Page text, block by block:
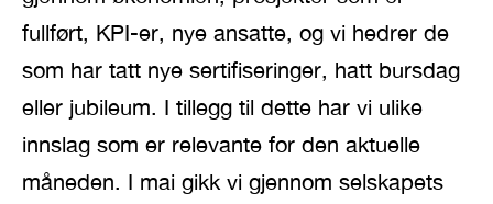
fullført, KPI-er, nye ansatte, og vi hedrer de
som har tatt nye sertifiseringer, hatt bursdag
eller jubileum. I tillegg til dette har vi ulike
innslag som er relevante for den aktuelle
måneden. I mai gikk vi gjennom selskapets